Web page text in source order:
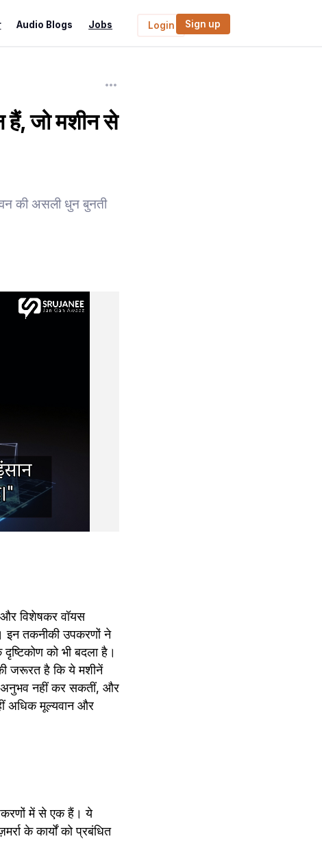
Audio Blogs Jobs Login Sign up
जो मशीन से
की असली धुन बुनती
और विशेषकर वॉयस
इन तकनीकी उपकरणों ने
को भी बदला है।
जरूरत है कि ये मशीनें
अनुभव नहीं कर सकतीं, और
अधिक मूल्यवान और
में से एक हैं। ये
के कार्यों को प्रबंधित